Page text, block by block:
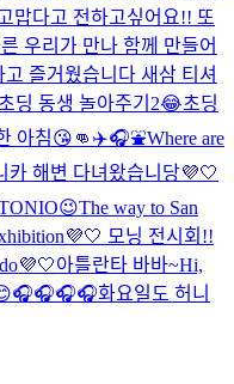
맙다고 전하고싶어요!! 또
우리가 만나 함께 만들어
즐거웠습니다 새삼 티셔
초딩 동생 놀아주기2😂초딩
아침😘👊 ✈️🎧⛲️Where are
카 해변 다녀왔습니당💜🤍
The way to San
모닝 전시회!!
아틀란타 바바~Hi,
🎧🎧🎧🎧화요일도 허니